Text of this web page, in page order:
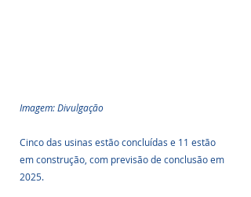
Imagem: Divulgação
Cinco das usinas estão concluídas e 11 estão
em construção, com previsão de conclusão em
2025.